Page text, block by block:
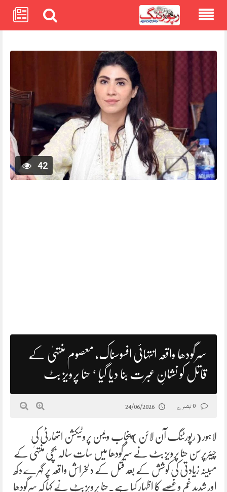
42
سرگودھا واقعہ انتہائی افسوسناک، معصوم منتہیٰ کے
قاتل کو نشانِ عبرت بنا دیا گیا ‘ حنا پرویز بٹ
24/06/2026
لاہور (رپورٹنگ آن لائن)پنجاب ویمن پروٹیکشن اتھارٹی کی
چیئرپرسن حنا پرویز بٹ نے سرگودھا میں سات سالہ بچی منتہیٰ کے
مبینہ زیادتی کی کوشش کے بعد قتل کے دلخراش واقعہ پر گہرے دکھ
اور شدید غم و غصے کا اظہار کیا ہے۔حنا پرویز بٹ نے کہا کہ سرگودھا